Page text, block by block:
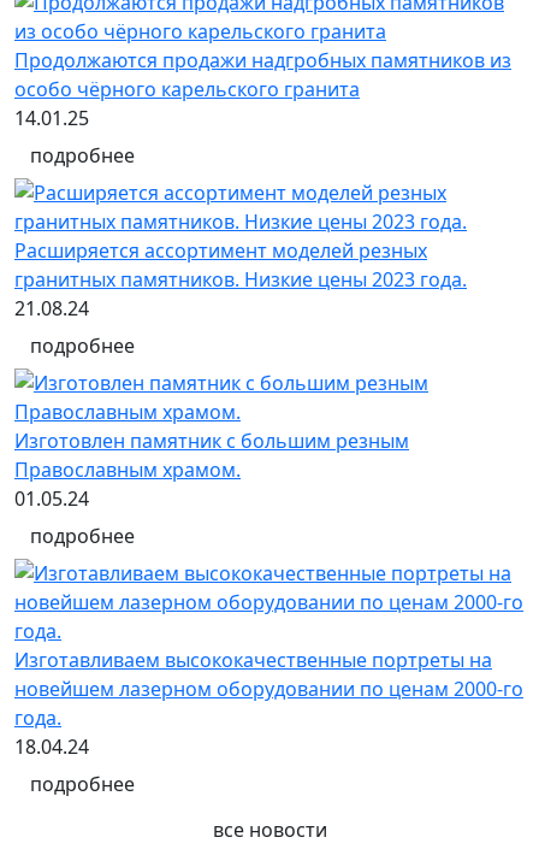
Продолжаются продажи надгробных памятников из
особо чёрного карельского гранита
14.01.25
подробнее
Расширяется ассортимент моделей резных
гранитных памятников. Низкие цены 2023 года.
21.08.24
подробнее
Изготовлен памятник с большим резным
Православным храмом.
01.05.24
подробнее
Изготавливаем высококачественные портреты на
новейшем лазерном оборудовании по ценам 2000-го
года.
18.04.24
подробнее
все новости